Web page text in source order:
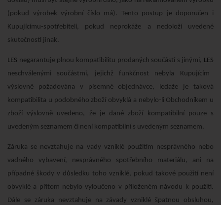
(pokud výrobek výrobní číslo má). Tento postup je doporučen i
Kupujícímu-spotřebiteli, pokud neprokáže a nedoloží uvedené
skutečnosti jinak.
LES negarantuje plnou kompatibilitu prodaných součástí s jinými, LES
neschválenými součástmi, jejichž funkčnost nebyla Kupujícím
výslovně požadována v písemné objednávce, ledaže je taková
kompatibilita u podobného zboží obvyklá a nebylo-li Obchodníkem u
zboží výslovně uvedeno, že je dané zboží kompatibilní pouze s
uvedeným seznamem či není kompatibilní s uvedeným seznamem.
Záruka se nevztahuje na vady vzniklé použitím nesprávného nebo
vadného vybavení, nesprávného spotřebního materiálu, ani na
případné škody v důsledku toho vzniklé, pokud takové použití není
obvyklé a přitom nebylo vyloučeno v přiloženém návodu k použití.
Dále se záruka nevztahuje na závady vzniklé špatnou obsluhou,